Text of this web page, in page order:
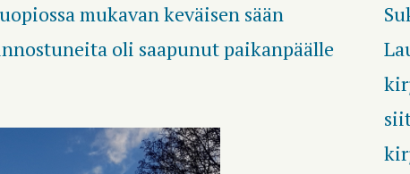
mukavan keväisen sään
oli saapunut paikanpäälle